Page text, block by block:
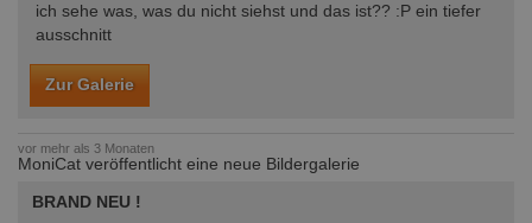
ich sehe was, was du nicht siehst und das ist?? :P ein tiefer
ausschnitt
Zur Galerie
vor mehr als 3 Monaten
MoniCat veröffentlicht eine neue Bildergalerie
BRAND NEU !